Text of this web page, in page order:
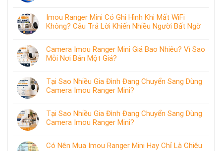
Imou Ranger Mini Có Ghi Hình Khi Mất WiFi
Không? Câu Trả Lời Khiến Nhiều Người Bất Ngờ
Camera Imou Ranger Mini Giá Bao Nhiêu? Vì Sao
Mỗi Nơi Bán Một Giá?
Tại Sao Nhiều Gia Đình Đang Chuyển Sang Dùng
Camera Imou Ranger Mini?
Tại Sao Nhiều Gia Đình Đang Chuyển Sang Dùng
Camera Imou Ranger Mini?
Có Nên Mua Imou Ranger Mini Hay Chỉ Là Chiêu